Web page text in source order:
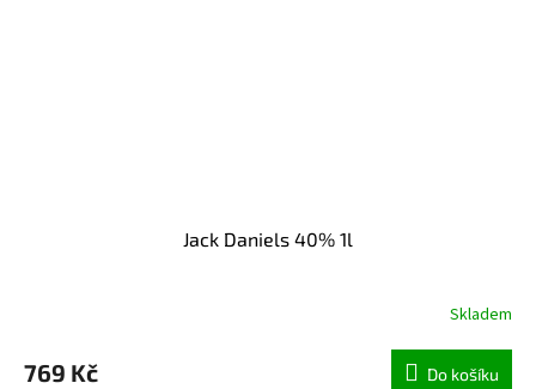
Jack Daniels 40% 1l
Skladem
769 Kč Do košíku